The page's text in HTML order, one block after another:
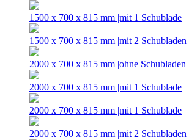
1500 x 700 x 815 mm |mit 1 Schublade
1500 x 700 x 815 mm |mit 2 Schubladen
2000 x 700 x 815 mm |ohne Schubladen
2000 x 700 x 815 mm |mit 1 Schublade
2000 x 700 x 815 mm |mit 1 Schublade
2000 x 700 x 815 mm |mit 2 Schubladen